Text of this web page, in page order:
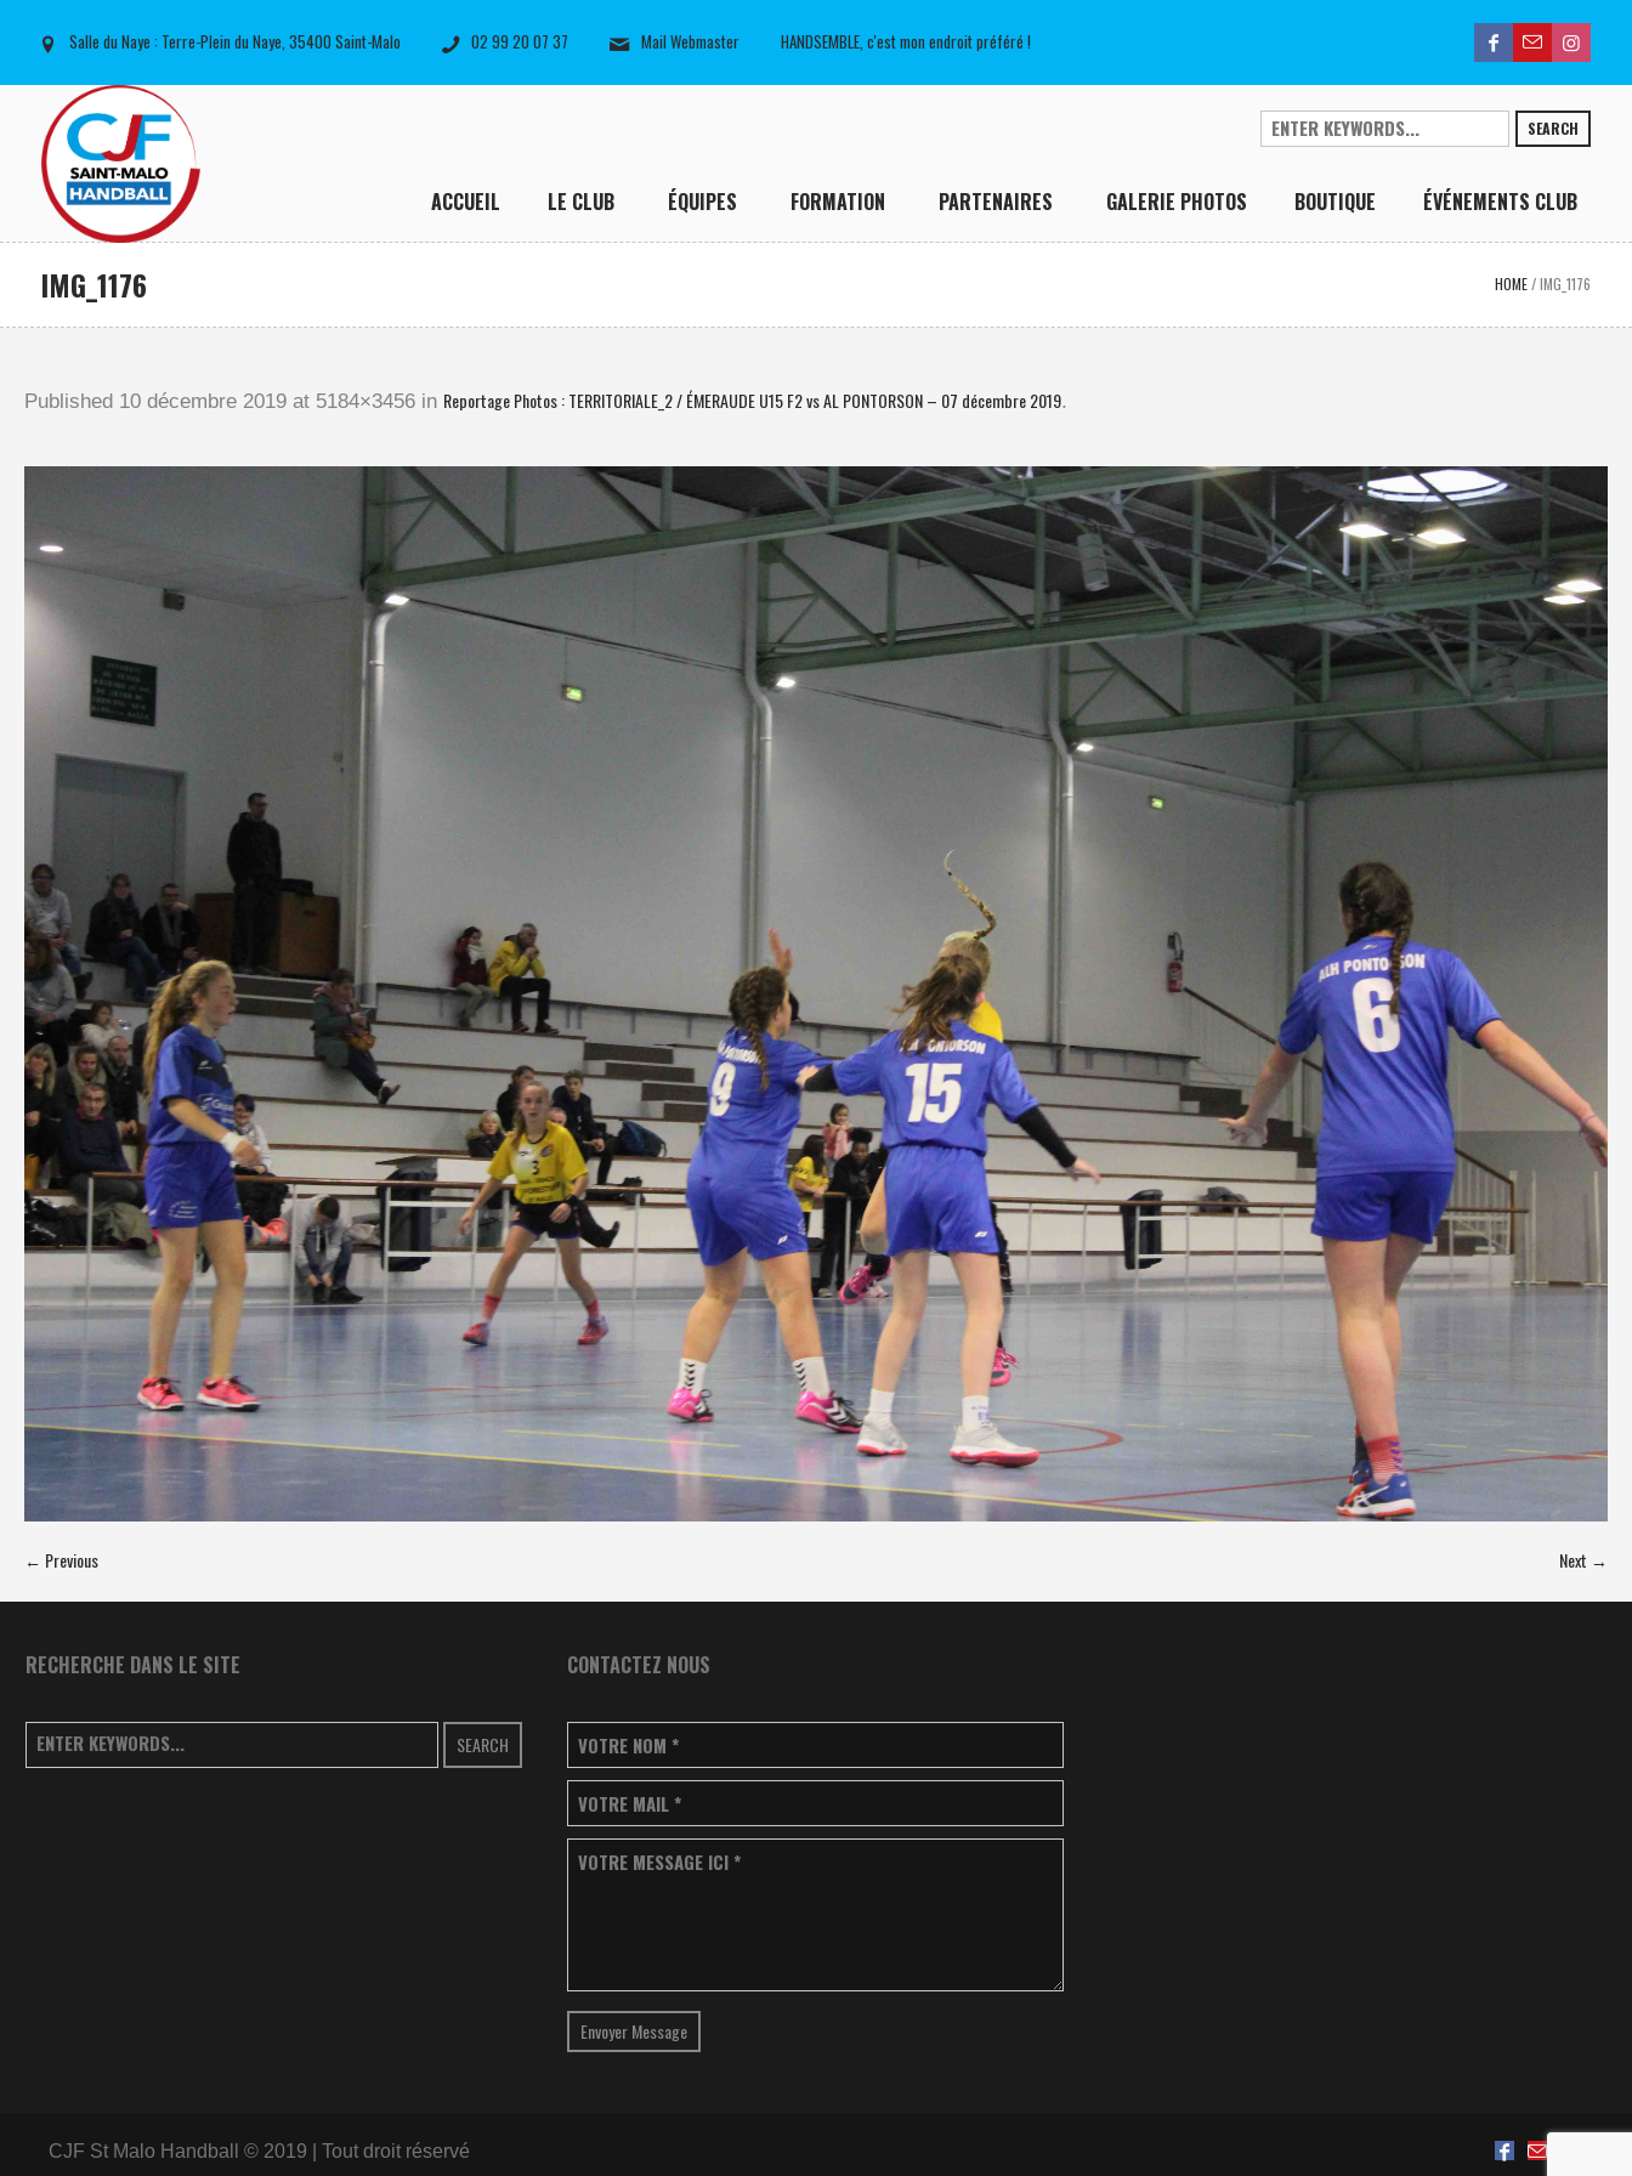
Salle du Naye : Terre-Plein du Naye, 35400 Saint-Malo 02 99 20 07 37 Mail Webmaster HANDSEMBLE, c'est mon endroit préféré !
SEARCH
ACCUEIL LE CLUB ÉQUIPES FORMATION PARTENAIRES GALERIE PHOTOS BOUTIQUE ÉVÉNEMENTS CLUB
IMG_1176 HOME /IMG_1176
Published 10 décembre 2019 at 5184×3456 in Reportage Photos : TERRITORIALE_2 / ÉMERAUDE U15 F2 vs AL PONTORSON – 07 décembre 2019.
← Previous Next →
RECHERCHE DANS LE SITE
SEARCH
CONTACTEZ NOUS
VOTRE NOM *
VOTRE MAIL *
VOTRE MESSAGE ICI *
Envoyer Message
CJF St Malo Handball © 2019 | Tout droit réservé